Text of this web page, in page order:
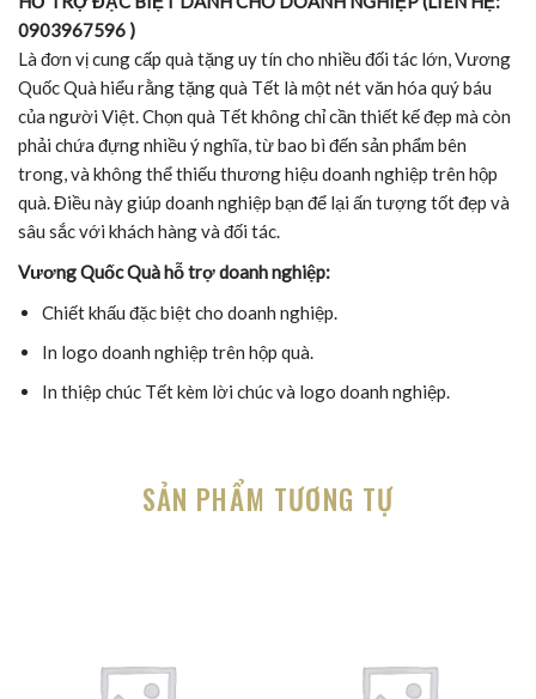
0903967596 )
Là đơn vị cung cấp quà tặng uy tín cho nhiều đối tác lớn, Vương
Quốc Quà hiểu rằng tặng quà Tết là một nét văn hóa quý báu
của người Việt. Chọn quà Tết không chỉ cần thiết kế đẹp mà còn
phải chứa đựng nhiều ý nghĩa, từ bao bì đến sản phẩm bên
trong, và không thể thiếu thương hiệu doanh nghiệp trên hộp
quà. Điều này giúp doanh nghiệp bạn để lại ấn tượng tốt đẹp và
sâu sắc với khách hàng và đối tác.
Vương Quốc Quà hỗ trợ doanh nghiệp:
Chiết khấu đặc biệt cho doanh nghiệp.
In logo doanh nghiệp trên hộp quà.
In thiệp chúc Tết kèm lời chúc và logo doanh nghiệp.
SẢN PHẨM TƯƠNG TỰ